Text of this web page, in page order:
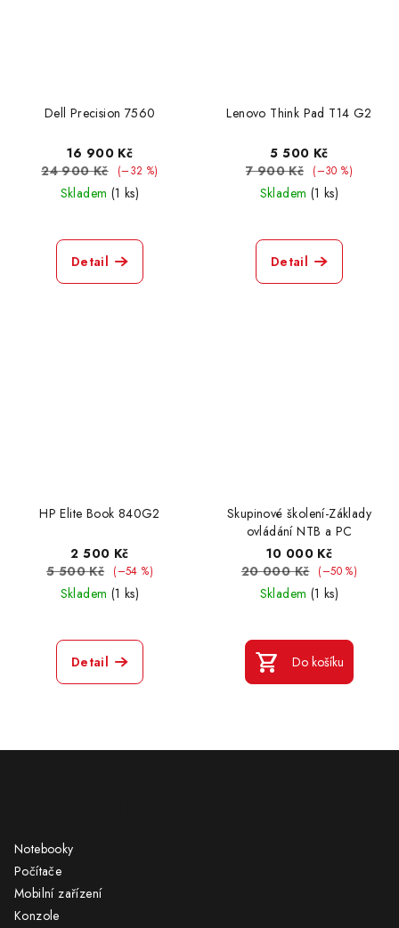
Dell Precision 7560
16 900 Kč
24 900 Kč
(–32 %)
Skladem (1 ks)
Detail
Lenovo Think Pad T14 G2
5 500 Kč
7 900 Kč
(–30 %)
Skladem (1 ks)
Detail
HP Elite Book 840G2
2 500 Kč
5 500 Kč
(–54 %)
Skladem (1 ks)
Detail
Skupinové školení-Základy
ovládání NTB a PC
10 000 Kč
20 000 Kč (–50 %)
Skladem (1 ks)
Do košíku
Notebooky
Počítače
Mobilní zařízení
Konzole